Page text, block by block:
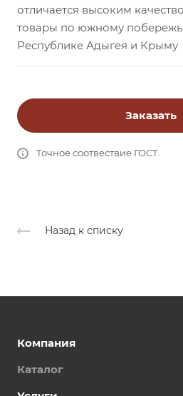
отличается высоким
товары по южному
Республике Адыгея и Крыму
Заказать
Точное соотвествие ГОСТ.
Назад к списку
Компания
Каталог